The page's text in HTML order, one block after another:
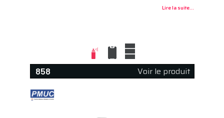
Lire la suite...
858 Voir le produit